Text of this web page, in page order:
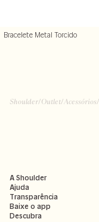
Bracelete Metal Torcido
Shoulder/Outlet/Acessórios/
A Shoulder
Ajuda
Transparência
Baixe o app
Descubra